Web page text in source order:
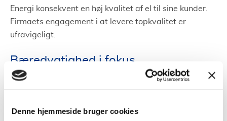
Denne hjemmeside bruger cookies
Energi konsekvent en høj kvalitet af el til sine kunder.
Firmaets engagement i at levere topkvalitet er
ufravigeligt.
Bæredygtighed i fokus
frem for den bæredygtige omstilling i Danmark. Dette